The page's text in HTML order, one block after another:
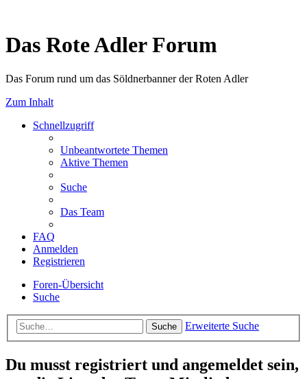
Das Rote Adler Forum
Das Forum rund um das Söldnerbanner der Roten Adler
Zum Inhalt
Schnellzugriff
Unbeantwortete Themen
Aktive Themen
Suche
Das Team
FAQ
Anmelden
Registrieren
Foren-Übersicht
Suche
Suche Erweiterte Suche
Du musst registriert und angemeldet sein,